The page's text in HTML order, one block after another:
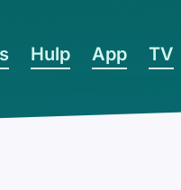
Hulp App TV